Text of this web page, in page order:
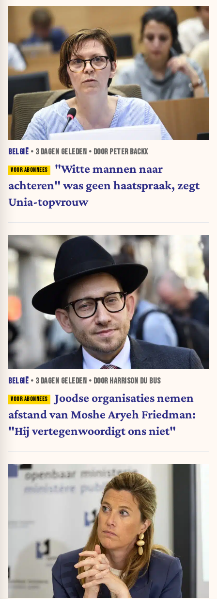
BELGIË • 3 DAGEN GELEDEN • DOOR PETER BACKX
"Witte mannen naar
achteren" was geen haatspraak, zegt
Unia-topvrouw
BELGIË • 3 DAGEN GELEDEN • DOOR HARRISON DU BUS
Joodse organisaties nemen
afstand van Moshe Aryeh Friedman:
"Hij vertegenwoordigt ons niet"